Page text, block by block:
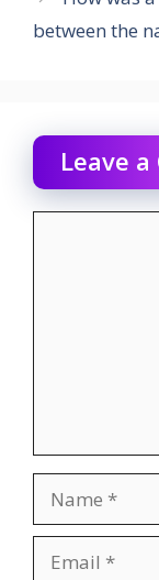
between the
Leave